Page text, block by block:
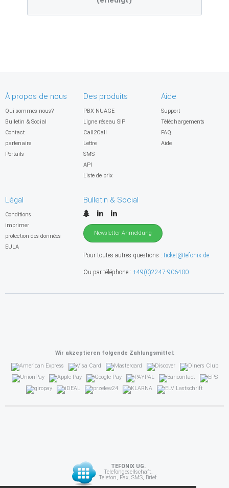
À propos de nous
Qui sommes nous?
Bulletin & Social
Contact
partenaire
Portails
Des produits
PBX NUAGE
Ligne réseau SIP
Call2Call
Lettre
SMS
API
Liste de prix
Aide
Support
Téléchargements
FAQ
Aide
Légal
Conditions
imprimer
protection des données
EULA
Bulletin & Social
Newsletter Anmeldung
Pour toutes autres questions : ticket@tefonix.de
Ou par téléphone : +49(0)2247-906400
Wir akzeptieren folgende Zahlungsmittel:
TEFONIX UG.
Telefongesellschaft.
Telefon, Fax, SMS, Brief.